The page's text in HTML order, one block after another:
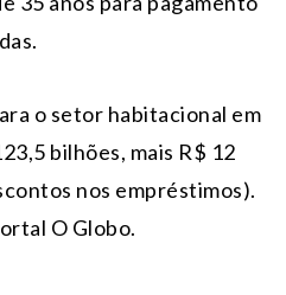
o setor habitacional em
bilhões, mais R$ 12
nos empréstimos).
O Globo.